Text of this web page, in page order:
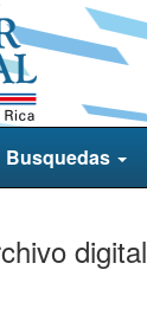
Busquedas
digital